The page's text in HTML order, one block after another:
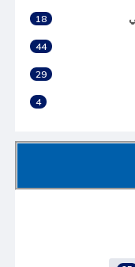
18
44
29
4